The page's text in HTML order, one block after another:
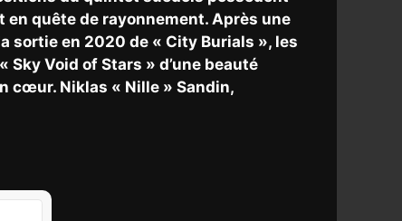
quête de rayonnement. Après une
sortie en 2020 de « City Burials », les
Void of Stars » d’une beauté
cœur. Niklas « Nille » Sandin,